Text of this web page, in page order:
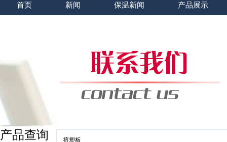
首页 新闻 保温新闻 产品展示
产品查询